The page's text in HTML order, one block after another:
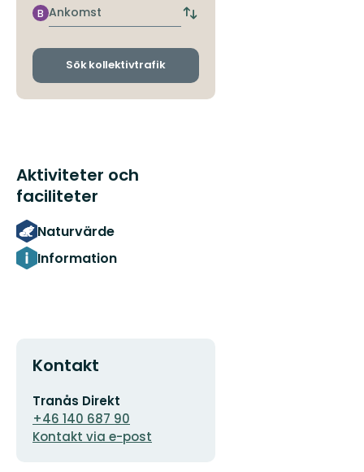
hållplats
Ankomst
B
Byt
och
Sök kollektivtrafik
Aktiviteter och
faciliteter
Naturvärde
Information
Kontakt
E-
postadress
Tranås Direkt
+46 140 687 90
Kontakt via e-post